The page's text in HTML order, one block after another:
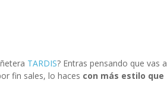
TARDIS? Entras pensando que vas a
fin sales, lo haces con más estilo que